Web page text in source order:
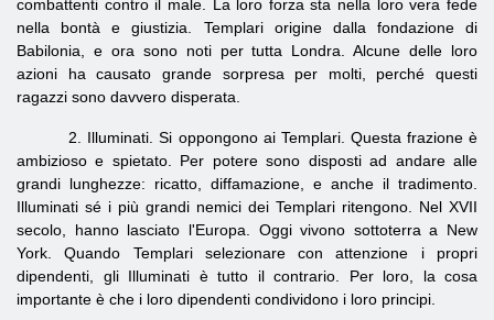
combattenti contro il male. La loro forza sta nella loro vera fede
nella bontà e giustizia. Templari origine dalla fondazione di
Babilonia, e ora sono noti per tutta Londra. Alcune delle loro
azioni ha causato grande sorpresa per molti, perché questi
ragazzi sono davvero disperata.
2. Illuminati. Si oppongono ai Templari. Questa frazione è
ambizioso e spietato. Per potere sono disposti ad andare alle
grandi lunghezze: ricatto, diffamazione, e anche il tradimento.
Illuminati sé i più grandi nemici dei Templari ritengono. Nel XVII
secolo, hanno lasciato l'Europa. Oggi vivono sottoterra a New
York. Quando Templari selezionare con attenzione i propri
dipendenti, gli Illuminati è tutto il contrario. Per loro, la cosa
importante è che i loro dipendenti condividono i loro principi.